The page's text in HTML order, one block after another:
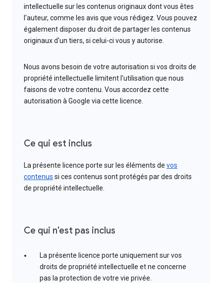
intellectuelle sur les contenus originaux dont vous êtes
l'auteur, comme les avis que vous rédigez. Vous pouvez
également disposer du droit de partager les contenus
originaux d'un tiers, si celui-ci vous y autorise.
Nous avons besoin de votre autorisation si vos droits de
propriété intellectuelle limitent l'utilisation que nous
faisons de votre contenu. Vous accordez cette
autorisation à Google via cette licence.
Ce qui est inclus
La présente licence porte sur les éléments de vos
contenus si ces contenus sont protégés par des droits
de propriété intellectuelle.
Ce qui n'est pas inclus
La présente licence porte uniquement sur vos
droits de propriété intellectuelle et ne concerne
pas la protection de votre vie privée.